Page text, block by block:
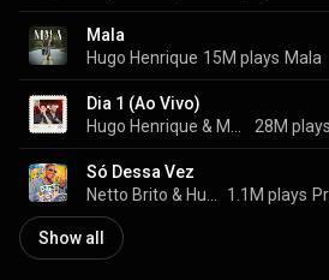
Mala
Hugo Henrique 15M plays Mala
Dia 1 (Ao Vivo)
28M plays
Só Dessa Vez
1.1M plays
Show all